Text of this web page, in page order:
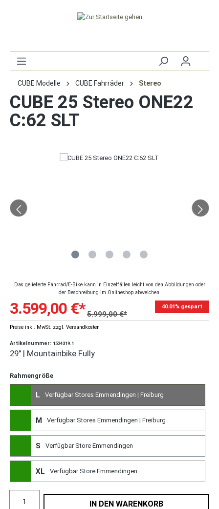
CUBE Modelle CUBE Fahrräder Stereo
CUBE 25 Stereo ONE22
C:62 SLT
Das gelieferte Fahrrad/E-Bike kann in Einzelfällen leicht von den Abbildungen oder
der Beschreibung im Onlineshop abweichen.
3.599,00 €*5.999,00 €*
40.01% gespart
Preise inkl. MwSt. zzgl. Versandkosten
Artikelnummer: 1524319.1
29" | Mountainbike Fully
Rahmengröße
L Verfügbar Stores Emmendingen | Freiburg
M Verfügbar Stores Emmendingen | Freiburg
S Verfügbar Store Emmendingen
XL Verfügbar Store Emmendingen
IN DEN WARENKORB